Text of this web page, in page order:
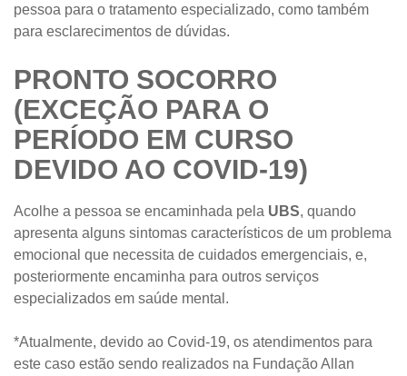
pessoa para o tratamento especializado, como também
para esclarecimentos de dúvidas.
PRONTO SOCORRO
(EXCEÇÃO PARA O
PERÍODO EM CURSO
DEVIDO AO COVID-19)
Acolhe a pessoa se encaminhada pela UBS, quando
apresenta alguns sintomas característicos de um problema
emocional que necessita de cuidados emergenciais, e,
posteriormente encaminha para outros serviços
especializados em saúde mental.
*Atualmente, devido ao Covid-19, os atendimentos para
este caso estão sendo realizados na Fundação Allan